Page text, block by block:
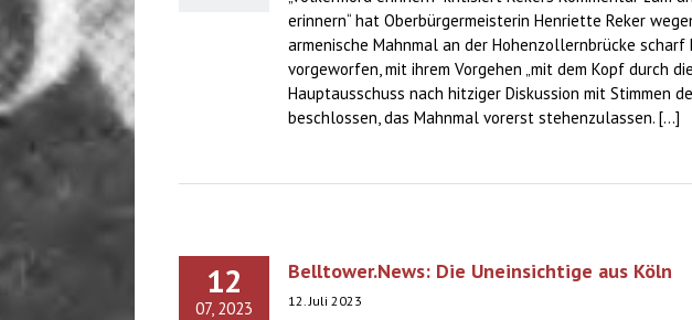
erinnern“ hat Oberbürgermeisterin Henriette Reker
armenische Mahnmal an der Hohenzollernbrücke
vorgeworfen, mit ihrem Vorgehen „mit dem Kopf durch
Hauptausschuss nach hitziger Diskussion mit Stimmen
beschlossen, das Mahnmal vorerst stehenzulassen. [...]
12
07, 2023
Belltower.News: Die Uneinsichtige aus Köln
12. Juli 2023